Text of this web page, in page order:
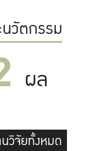
วัตกรรม
ผล
วิจัยทั้งหมด